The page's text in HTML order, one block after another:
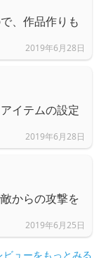
、作品作りも
2019年6月28日
イテムの設定
2019年6月28日
からの攻撃を
2019年6月25日
ビューをもっとみる